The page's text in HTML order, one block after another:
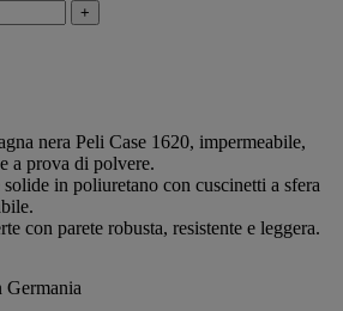
+
nera Peli Case 1620, impermeabile,
a prova di polvere.
in poliuretano con cuscinetti a sfera
con parete robusta, resistente e leggera.
Germania